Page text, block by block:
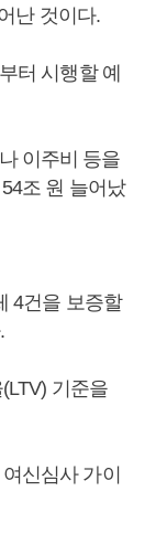
난 것이다.
터 시행할 예
이주비 등을
조 원 늘어났
4건을 보증할
기준을
신심사 가이